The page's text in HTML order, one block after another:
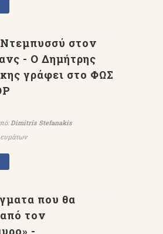
στον
- Ο Δημήτρης
γράφει στο ΦΩΣ
Dimitris Stefanakis
που θα
τον
-